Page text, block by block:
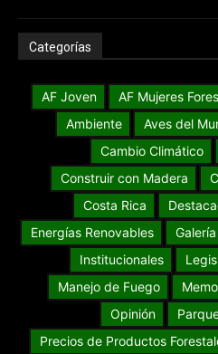
Categorías
AF Joven AF Mujeres
Ambiente
Aves del
Cambio Climático
Construir con Madera
Costa Rica
Energías Renovables
Institucionales
Manejo de Fuego
Opinión
Precios de Productos